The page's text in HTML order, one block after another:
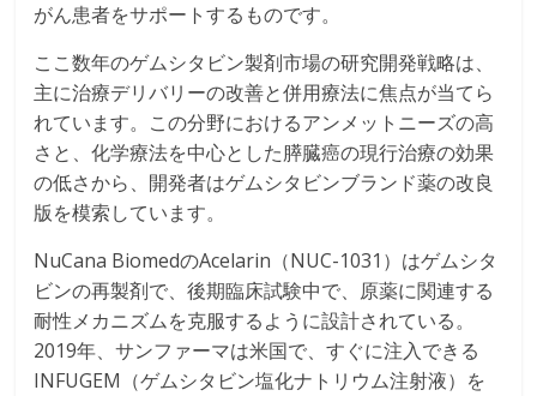
がん患者をサポートするものです。
ここ数年のゲムシタビン製剤市場の研究開発戦略は、
主に治療デリバリーの改善と併用療法に焦点が当てら
れています。この分野におけるアンメットニーズの高
さと、化学療法を中心とした膵臓癌の現行治療の効果
の低さから、開発者はゲムシタビンブランド薬の改良
版を模索しています。
NuCana BiomedのAcelarin（NUC-1031）はゲムシタ
ビンの再製剤で、後期臨床試験中で、原薬に関連する
耐性メカニズムを克服するように設計されている。
2019年、サンファーマは米国で、すぐに注入できる
INFUGEM（ゲムシタビン塩化ナトリウム注射液）を